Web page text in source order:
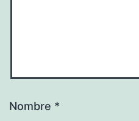
Nombre *